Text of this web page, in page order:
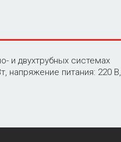
и двухтрубных системах
напряжение питания: 220 В,